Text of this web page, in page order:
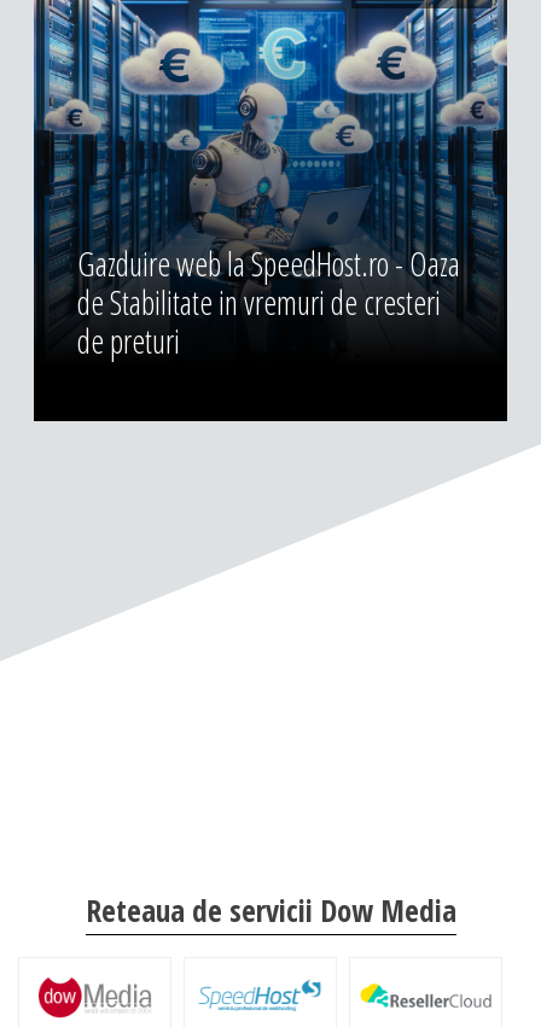
Gazduire web la SpeedHost.ro - Oaza
de Stabilitate in vremuri de cresteri
de preturi
Reteaua de servicii Dow Media